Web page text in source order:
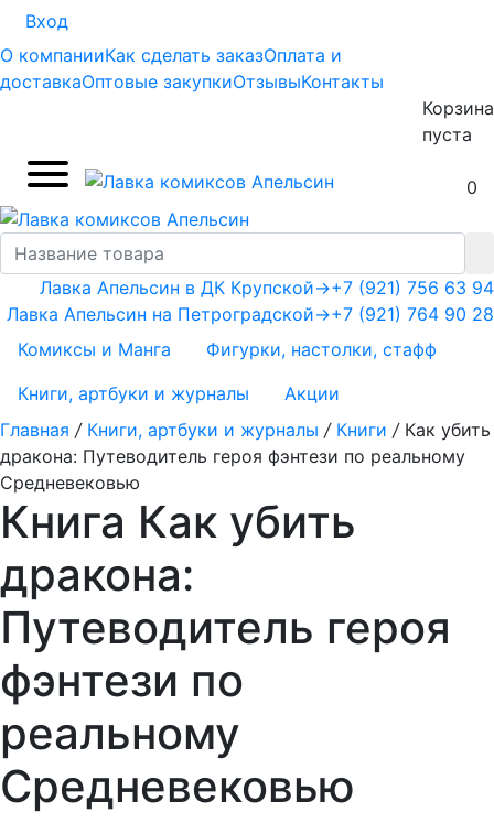
Вход
О компанииКак сделать заказОплата и
доставкаОптовые закупкиОтзывыКонтакты
Корзина
пуста
0
+7 (921) 756 63 94
+7 (921) 764 90 28
Лавка Апельсин в ДК Крупской→
Лавка Апельсин на Петроградской→
Комиксы и Манга
Фигурки, настолки, стафф
Книги, артбуки и журналы
Акции
Главная / Книги, артбуки и журналы / Книги / Как убить
дракона: Путеводитель героя фэнтези по реальному
Средневековью
Книга Как убить
дракона:
Путеводитель героя
фэнтези по
реальному
Средневековью